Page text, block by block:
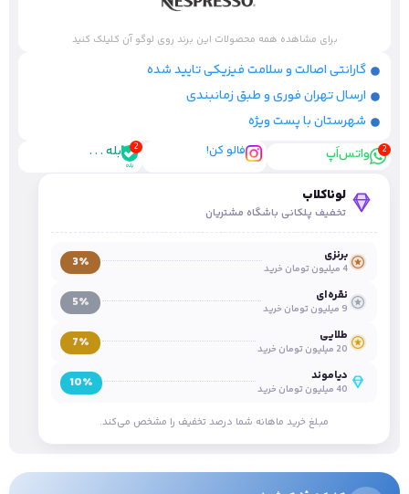
برای مشاهده همه محصولات این برند روی لوگو آن کلیلک کنید
گارانتی اصالت و سلامت فیزیکی تایید شده
ارسال تهران فوری و طبق زمانبندی
شهرستان با پست ویژه
واتس‌اَپ
فالو کن! بله . . .
لوناکلاب
تخفیف پلکانی باشگاه مشتریان
برنزی
4 میلیون تومان خرید 3٪
نقره‌ای
9 میلیون تومان خرید 5٪
طلایی
20 میلیون تومان خرید 7٪
دیاموند
40 میلیون تومان خرید 10٪
مبلغ خرید ماهانه شما درصد تخفیف را مشخص می‌کند.